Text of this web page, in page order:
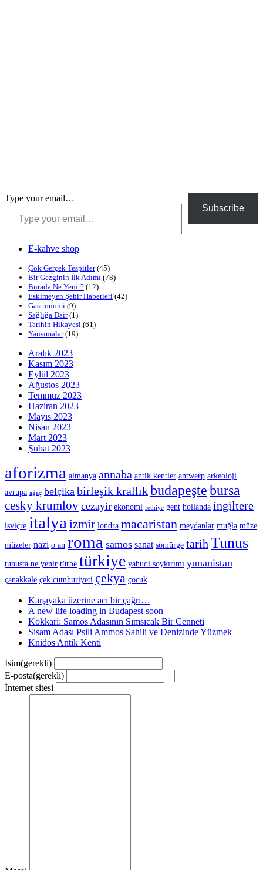
Type your email…
Subscribe
E-kahve shop
Çok Gerçek Tespitler(45)
Bir Gezginin İlk Adımı (78)
Burada Ne Yenir? (12)
Eskimeyen Şehir Haberleri (42)
Gastronomi (9)
Sağlığa Dair(1)
Tarihin Hikayesi (61)
Yansımalar(19)
Aralık 2023
Kasım 2023
Eylül 2023
Ağustos 2023
Temmuz 2023
Haziran 2023
Mayıs 2023
Nisan 2023
Mart 2023
Şubat 2023
aforizma almanya annaba antik kentler antwerp arkeoloji
avrupa ağaç belçika birleşik krallıkbudapeştebursa
cesky krumlov cezayir ekonomi fethiye gent hollanda ingiltere
isviçre italyaizmir londra macaristan meydanlar muğla müze
müzeler nazi o an roma samos sanat sömürge tarihTunus
tunusta ne yenir türbe türkiye yahudi soykırımı yunanistan
çanakkale çek cumhuriyeti çekya çocuk
Karşıyaka üzerine acı bir çağrı…
A new life loading in Budapest soon
Kokkari: Samos Adasının Sımsıcak Bir Cenneti
Sisam Adası Psili Ammos Sahili ve Denizinde Yüzmek
Knidos Antik Kenti
İsim(gerekli)
E-posta(gerekli)
İnternet sitesi